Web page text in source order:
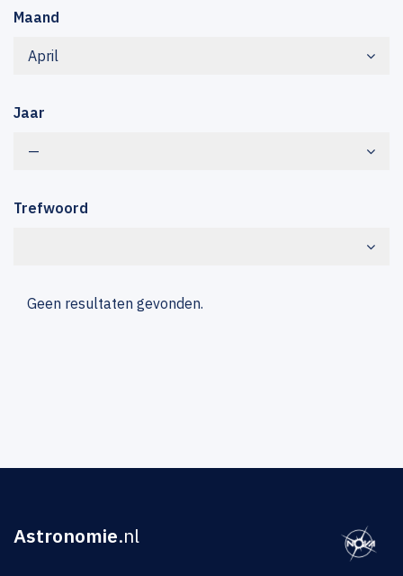
Maand
April
Jaar
—
Trefwoord
Geen resultaten gevonden.
Astronomie.nl